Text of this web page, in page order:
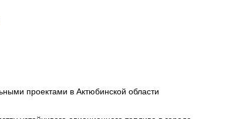
проектами в Актюбинской области